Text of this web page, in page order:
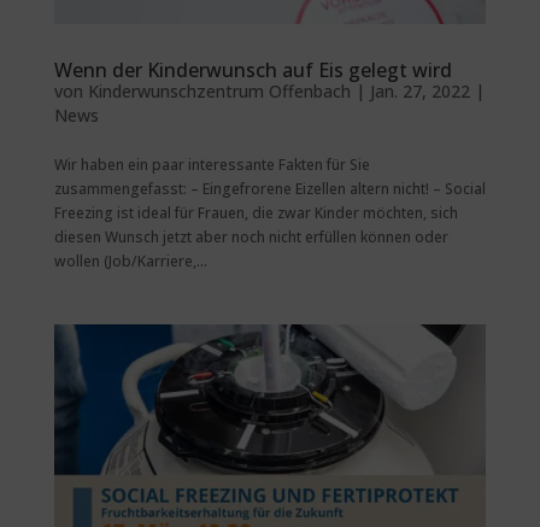
Wenn der Kinderwunsch auf Eis gelegt wird
von Kinderwunschzentrum Offenbach | Jan. 27, 2022|
News
Wir haben ein paar interessante Fakten für Sie
zusammengefasst: – Eingefrorene Eizellen altern nicht! – Social
Freezing ist ideal für Frauen, die zwar Kinder möchten, sich
diesen Wunsch jetzt aber noch nicht erfüllen können oder
wollen (Job/Karriere,...